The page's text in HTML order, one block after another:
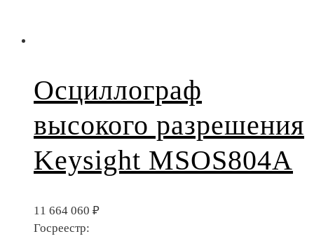
Осциллограф
высокого разрешения
Keysight MSOS804A
11 664 060 ₽
Госреестр: